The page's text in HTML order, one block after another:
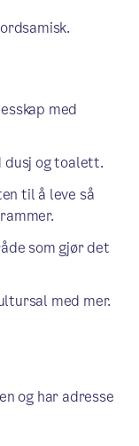
med
dusj og toalett.
til å leve så
som gjør det
med mer.
og har adresse